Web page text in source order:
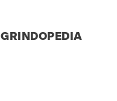
GRINDOPEDIA